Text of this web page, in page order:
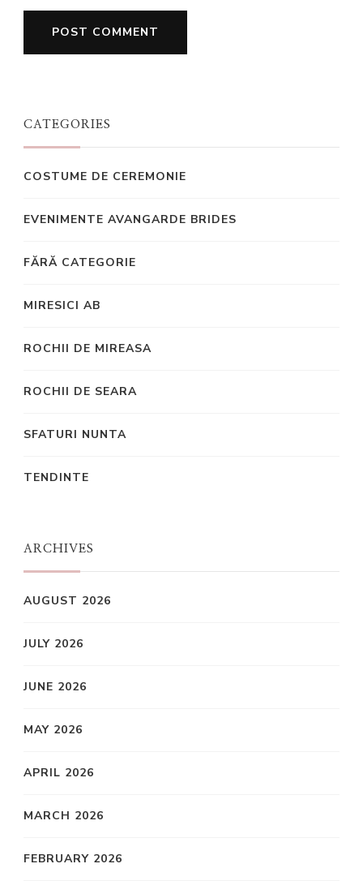
CATEGORIES
COSTUME DE CEREMONIE
EVENIMENTE AVANGARDE BRIDES
FĂRĂ CATEGORIE
MIRESICI AB
ROCHII DE MIREASA
ROCHII DE SEARA
SFATURI NUNTA
TENDINTE
ARCHIVES
AUGUST 2026
JULY 2026
JUNE 2026
MAY 2026
APRIL 2026
MARCH 2026
FEBRUARY 2026